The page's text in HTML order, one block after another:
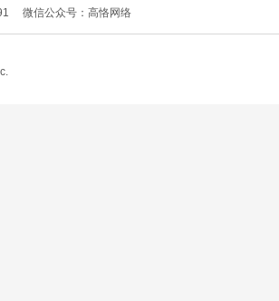
微信公众号：高恪网络